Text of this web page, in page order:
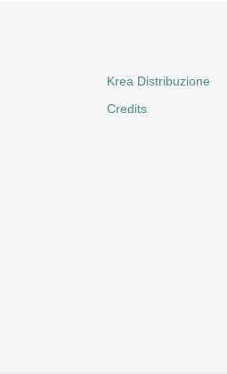
Krea Distribuzione
Credits